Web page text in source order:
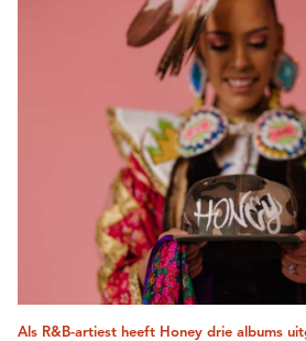
Als R&B-artiest heeft Honey drie albums